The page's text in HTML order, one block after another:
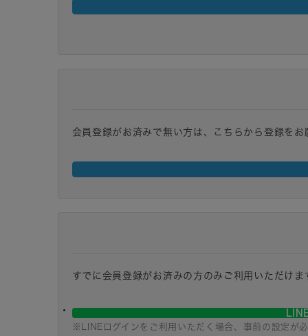
会員登録がお済みで無い方は、こちらから登録をお
すでに会員登録がお済みの方のみご利用いただけま
※LINEログインをご利用いただく場合、事前の設定が